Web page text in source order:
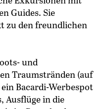
Guides. Sie
zu den freundlichen
und
Traumstränden (auf
Bacardi-Werbespot
Ausflüge in die